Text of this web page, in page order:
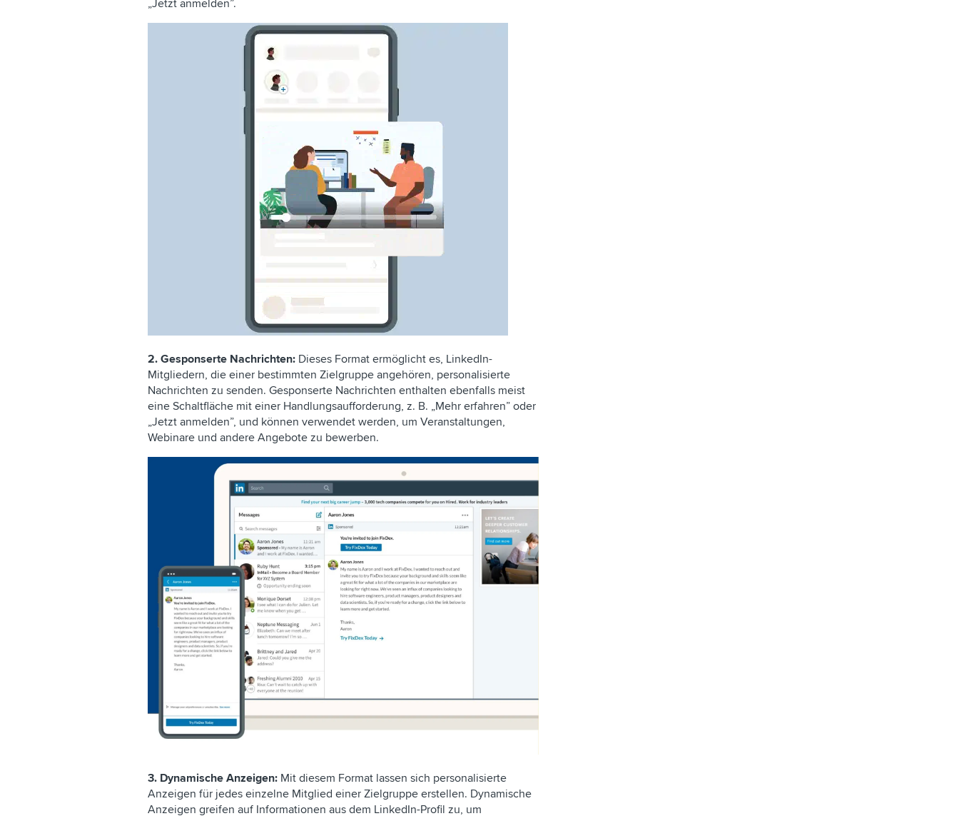
„Jetzt anmelden”.
2. Gesponserte Nachrichten: Dieses Format ermöglicht es, LinkedIn-
Mitgliedern, die einer bestimmten Zielgruppe angehören, personalisierte
Nachrichten zu senden. Gesponserte Nachrichten enthalten ebenfalls meist
eine Schaltfläche mit einer Handlungsaufforderung, z. B. „Mehr erfahren” oder
„Jetzt anmelden”, und können verwendet werden, um Veranstaltungen,
Webinare und andere Angebote zu bewerben.
3. Dynamische Anzeigen: Mit diesem Format lassen sich personalisierte
Anzeigen für jedes einzelne Mitglied einer Zielgruppe erstellen. Dynamische
Anzeigen greifen auf Informationen aus dem LinkedIn-Profil zu, um